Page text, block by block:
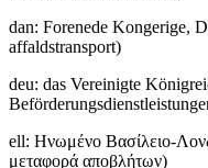
dan: Forenede Kongerige,
affaldstransport)
deu: das Vereinigte
ell: Ηνωμένο Βασίλειο-
μεταφορά αποβλήτων)